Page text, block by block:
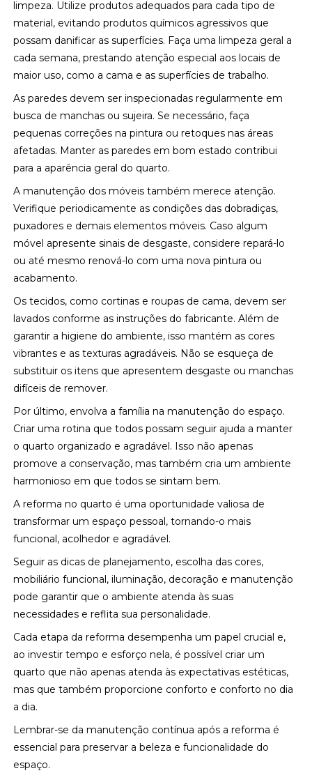
limpeza. Utilize produtos adequados para cada tipo de
material, evitando produtos químicos agressivos que
possam danificar as superfícies. Faça uma limpeza geral a
cada semana, prestando atenção especial aos locais de
maior uso, como a cama e as superfícies de trabalho.
As paredes devem ser inspecionadas regularmente em
busca de manchas ou sujeira. Se necessário, faça
pequenas correções na pintura ou retoques nas áreas
afetadas. Manter as paredes em bom estado contribui
para a aparência geral do quarto.
A manutenção dos móveis também merece atenção.
Verifique periodicamente as condições das dobradiças,
puxadores e demais elementos móveis. Caso algum
móvel apresente sinais de desgaste, considere repará-lo
ou até mesmo renová-lo com uma nova pintura ou
acabamento.
Os tecidos, como cortinas e roupas de cama, devem ser
lavados conforme as instruções do fabricante. Além de
garantir a higiene do ambiente, isso mantém as cores
vibrantes e as texturas agradáveis. Não se esqueça de
substituir os itens que apresentem desgaste ou manchas
difíceis de remover.
Por último, envolva a família na manutenção do espaço.
Criar uma rotina que todos possam seguir ajuda a manter
o quarto organizado e agradável. Isso não apenas
promove a conservação, mas também cria um ambiente
harmonioso em que todos se sintam bem.
A reforma no quarto é uma oportunidade valiosa de
transformar um espaço pessoal, tornando-o mais
funcional, acolhedor e agradável.
Seguir as dicas de planejamento, escolha das cores,
mobiliário funcional, iluminação, decoração e manutenção
pode garantir que o ambiente atenda às suas
necessidades e reflita sua personalidade.
Cada etapa da reforma desempenha um papel crucial e,
ao investir tempo e esforço nela, é possível criar um
quarto que não apenas atenda às expectativas estéticas,
mas que também proporcione conforto e conforto no dia
a dia.
Lembrar-se da manutenção contínua após a reforma é
essencial para preservar a beleza e funcionalidade do
espaço.